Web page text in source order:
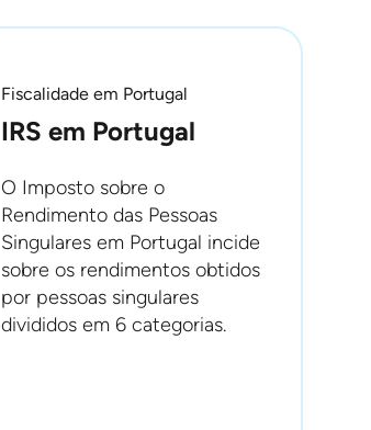
Fiscalidade em Portugal
IRS em Portugal
O Imposto sobre o
Rendimento das Pessoas
Singulares em Portugal incide
sobre os rendimentos obtidos
por pessoas singulares
divididos em 6 categorias.